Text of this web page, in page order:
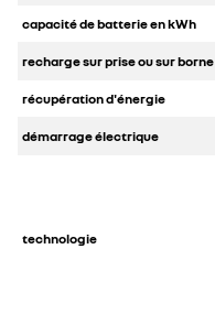
capacité de batterie en kWh
recharge sur prise ou sur borne
récupération d'énergie
démarrage électrique
technologie